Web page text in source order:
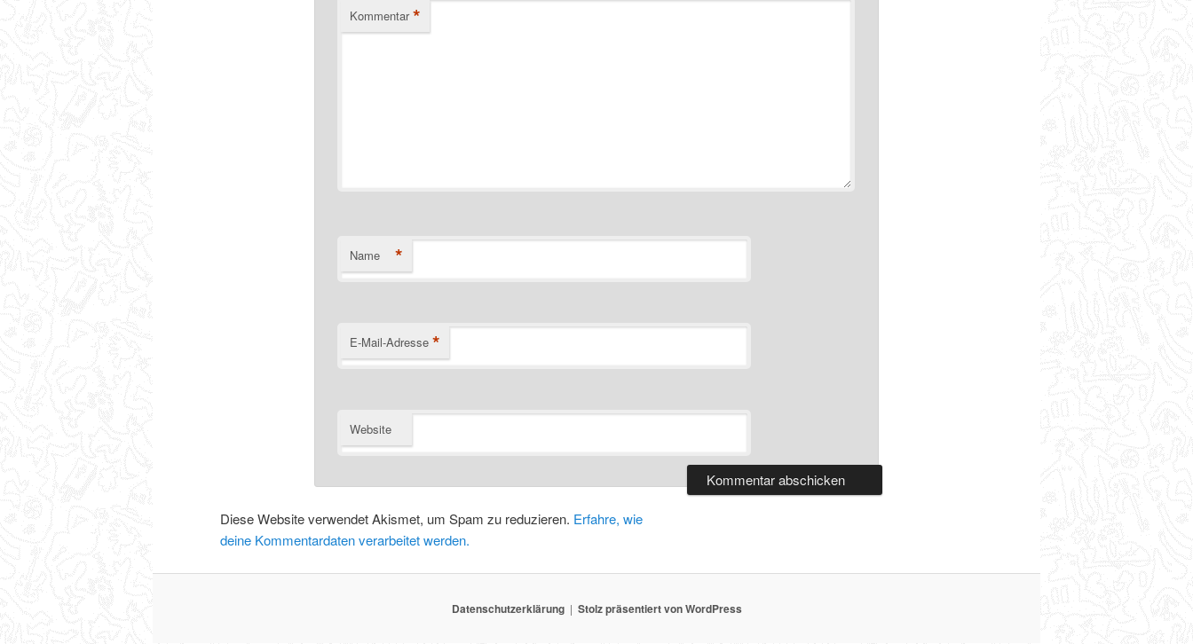
Kommentar *
Name *
E-Mail-Adresse *
Website
Diese Website verwendet Akismet, um Spam zu reduzieren. Erfahre, wie
deine Kommentardaten verarbeitet werden.
Datenschutzerklärung Stolz präsentiert von WordPress